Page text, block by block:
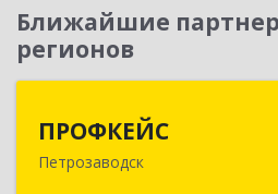
Ближайшие
регионов
ПРОФКЕЙС
Петрозаводск
185035, Карелия Респ,